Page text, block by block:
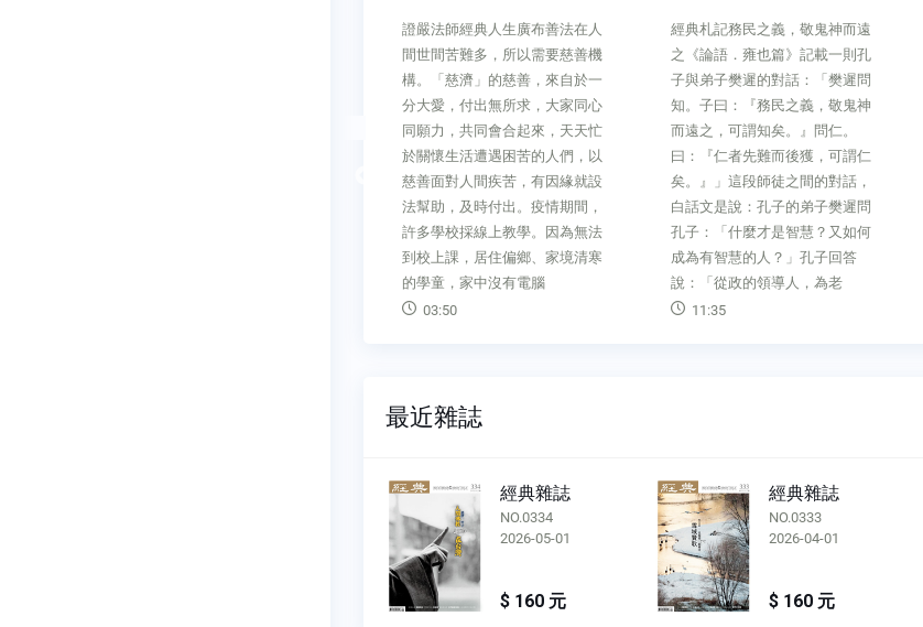
Previous
證嚴法師經典人生廣布善法在人
間世間苦難多，所以需要慈善機
構。「慈濟」的慈善，來自於一
分大愛，付出無所求，大家同心
同願力，共同會合起來，天天忙
於關懷生活遭遇困苦的人們，以
慈善面對人間疾苦，有因緣就設
法幫助，及時付出。疫情期間，
許多學校採線上教學。因為無法
到校上課，居住偏鄉、家境清寒
的學童，家中沒有電腦
03:50
經典札記務民之義，敬鬼神而遠
之《論語．雍也篇》記載一則孔
子與弟子樊遲的對話：「樊遲問
知。子曰：『務民之義，敬鬼神
而遠之，可謂知矣。』問仁。
曰：『仁者先難而後獲，可謂仁
矣。』」這段師徒之間的對話，
白話文是說：孔子的弟子樊遲問
孔子：「什麼才是智慧？又如何
成為有智慧的人？」孔子回答
說：「從政的領導人，為老
11:35
最近雜誌
經典雜誌
NO.0334
2026-05-01
$ 160 元
經典雜誌
NO.0333
2026-04-01
$ 160 元